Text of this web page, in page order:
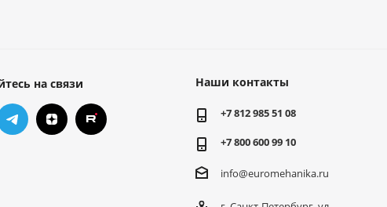
на связи Наши контакты
+7 812 985 51 08
+7 800 600 99 10
info@euromehanika.ru